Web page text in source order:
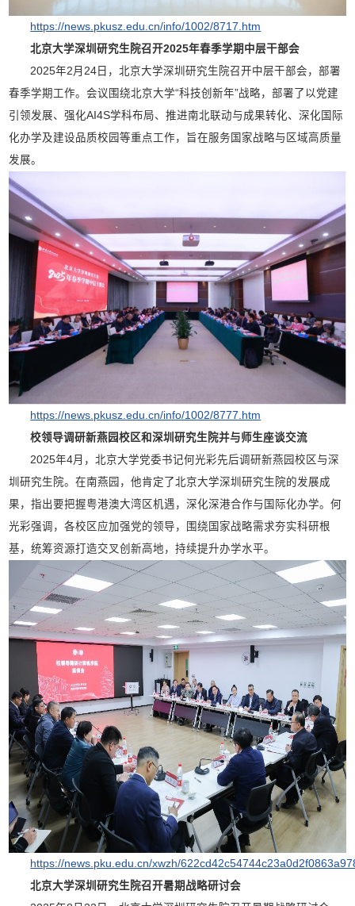
https://news.pkusz.edu.cn/info/1002/8717.htm
北京大学深圳研究生院召开2025年春季学期中层干部会
2025年2月24日，北京大学深圳研究生院召开中层干部会，部署
春季学期工作。会议围绕北京大学“科技创新年”战略，部署了以党建
引领发展、强化AI4S学科布局、推进南北联动与成果转化、深化国际
化办学及建设品质校园等重点工作，旨在服务国家战略与区域高质量
发展。
https://news.pkusz.edu.cn/info/1002/8777.htm
校领导调研新燕园校区和深圳研究生院并与师生座谈交流
2025年4月，北京大学党委书记何光彩先后调研新燕园校区与深
圳研究生院。在南燕园，他肯定了北京大学深圳研究生院的发展成
果，指出要把握粤港澳大湾区机遇，深化深港合作与国际化办学。何
光彩强调，各校区应加强党的领导，围绕国家战略需求夯实科研根
基，统筹资源打造交叉创新高地，持续提升办学水平。
https://news.pku.edu.cn/xwzh/
北京大学深圳研究生院召开暑期战略研讨会